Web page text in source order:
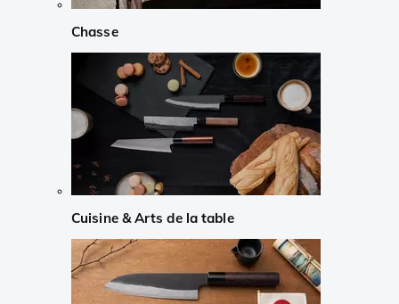
Chasse
Cuisine & Arts de la table